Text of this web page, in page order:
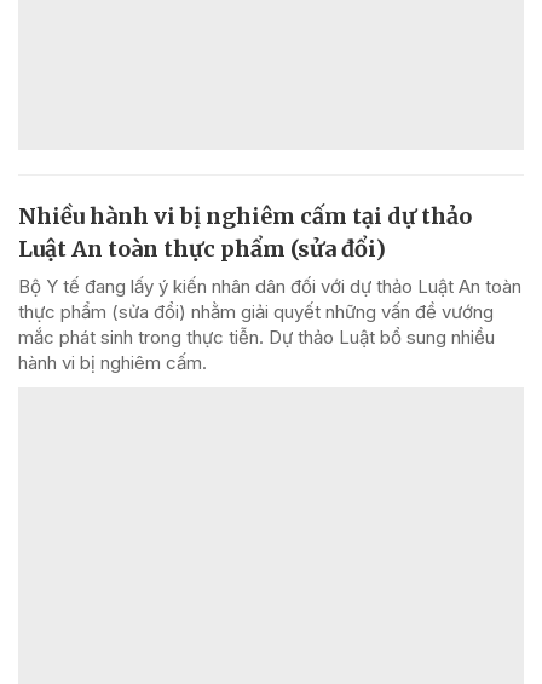
Nhiều hành vi bị nghiêm cấm tại dự thảo
Luật An toàn thực phẩm (sửa đổi)
Bộ Y tế đang lấy ý kiến nhân dân đối với dự thảo Luật An toàn
thực phẩm (sửa đổi) nhằm giải quyết những vấn đề vướng
mắc phát sinh trong thực tiễn. Dự thảo Luật bổ sung nhiều
hành vi bị nghiêm cấm.